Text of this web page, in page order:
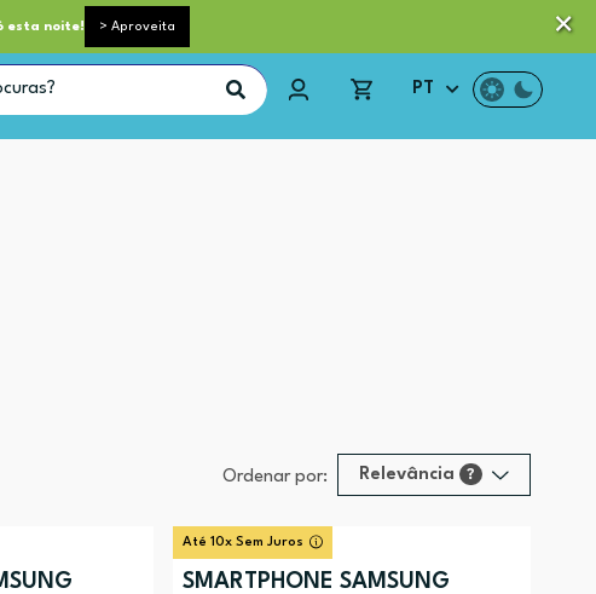
esta noite! > Aproveita
pequeno porte grátis acima de 35€*
PT
Ordenar por: Relevância ?
Até 10x Sem Juros
SMARTPHONE SAMSUNG